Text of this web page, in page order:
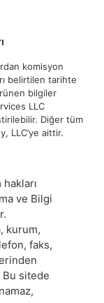
komisyon
belirtilen tarihte
bilgiler
LLC
Diğer tüm
LLC’ye aittir.
hakları
ve Bilgi
kurum,
faks,
sitede